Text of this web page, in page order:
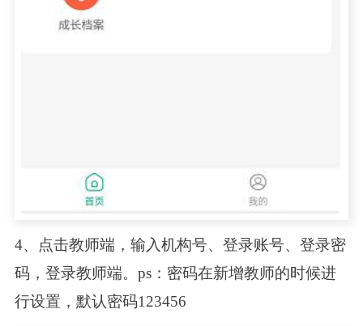
4、点击教师端，输入机构号、登录账号、登录密
码，登录教师端。ps：密码在新增教师的时候进
行设置，默认密码123456